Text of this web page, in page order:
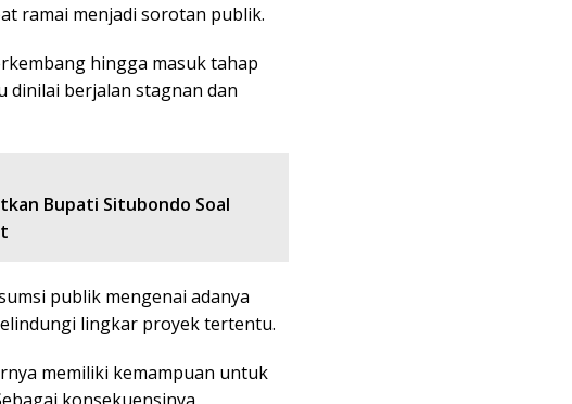
ramai menjadi sorotan publik.
hingga masuk tahap
dinilai berjalan stagnan dan
Bupati Situbondo Soal
publik mengenai adanya
lingkar proyek tertentu.
memiliki kemampuan untuk